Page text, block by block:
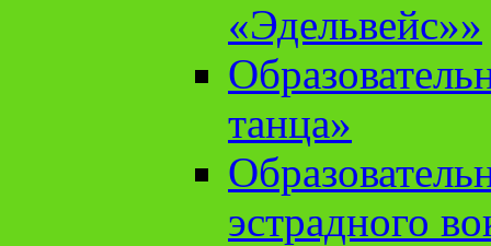
«Эдельвейс»»
танца»
эстрадного